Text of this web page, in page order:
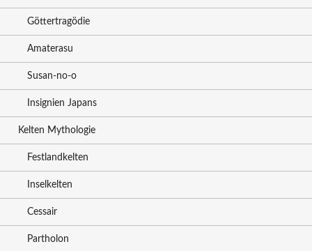
Göttertragödie
Amaterasu
Susan-no-o
Insignien Japans
Kelten Mythologie
Festlandkelten
Inselkelten
Cessair
Partholon